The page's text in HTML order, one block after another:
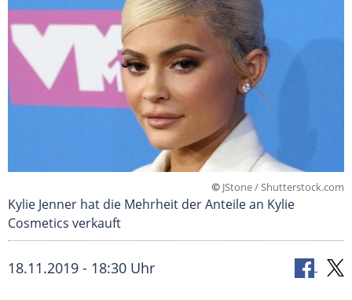
© JStone / Shutterstock.com
Kylie Jenner hat die Mehrheit der Anteile an Kylie
Cosmetics verkauft
18.11.2019 - 18:30 Uhr